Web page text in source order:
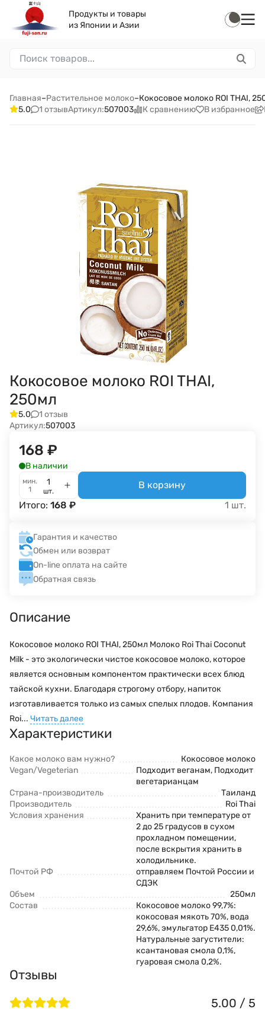
Продукты и товары
из Японии и Азии
Главная–Растительное молоко–Кокосовое молоко ROI THAI,
5.0
1 отзывАртикул:507003 К сравнению В избранное
Кокосовое молоко ROI THAI,
250мл
5.0
1 отзыв
Артикул:507003
168 ₽
В наличии
мин.
1
шт.
В корзину
Итого: 168 ₽ 1 шт.
Гарантия и качество
Обмен или возврат
On-line оплата на сайте
Обратная связь
Описание
Кокосовое молоко ROI THAI, 250мл Молоко Roi Thai Coconut
Milk - это экологически чистое кокосовое молоко, которое
является основным компонентом практически всех блюд
тайской кухни. Благодаря строгому отбору, напиток
изготавливается только из самых спелых плодов. Компания
Roi... Читать далее
Характеристики
Какое молоко вам нужно?
Кокосовое молоко
Vegan/Vegeterian
Подходит веганам, Подходит
вегетарианцам
Страна-производитель
Таиланд
Производитель
Roi Thai
Условия хранения
Хранить при температуре от
2 до 25 градусов в сухом
прохладном помещении,
после вскрытия хранить в
холодильнике.
Почтой РФ
отправляем Почтой России и
СДЭК
Объем
250мл
Состав
Кокосовое молоко 99,7%:
кокосовая мякоть 70%, вода
29,6%, эмульгатор Е435 0,01%.
Натуральные загустители:
ксантановая смола 0,1%,
гуаровая смола 0,2%.
Отзывы
5.00 / 5